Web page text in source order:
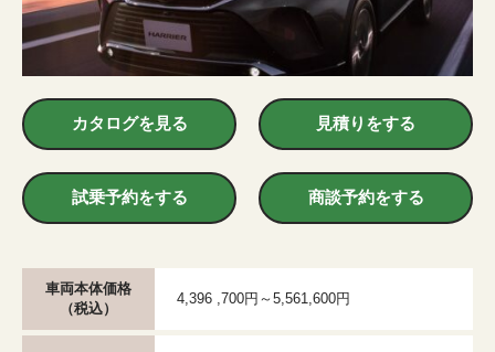
カタログを見る 見積りをする
試乗予約をする 商談予約をする
車両本体価格
（税込）
4,396 ,700円～5,561,600円